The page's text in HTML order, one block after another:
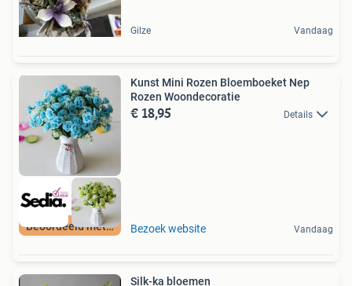
Gilze Vandaag
Beoordeeld met 9+
Kunst Mini Rozen Bloemboeket Nep
Rozen Woondecoratie
€ 18,95 Details
Bezoek website Vandaag
Silk-ka bloemen